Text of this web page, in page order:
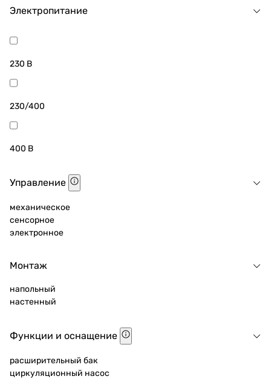
Электропитание
230 В
230/400
400 В
Управление
механическое
сенсорное
электронное
Монтаж
напольный
настенный
Функции и оснащение
расширительный бак
циркуляционный насос